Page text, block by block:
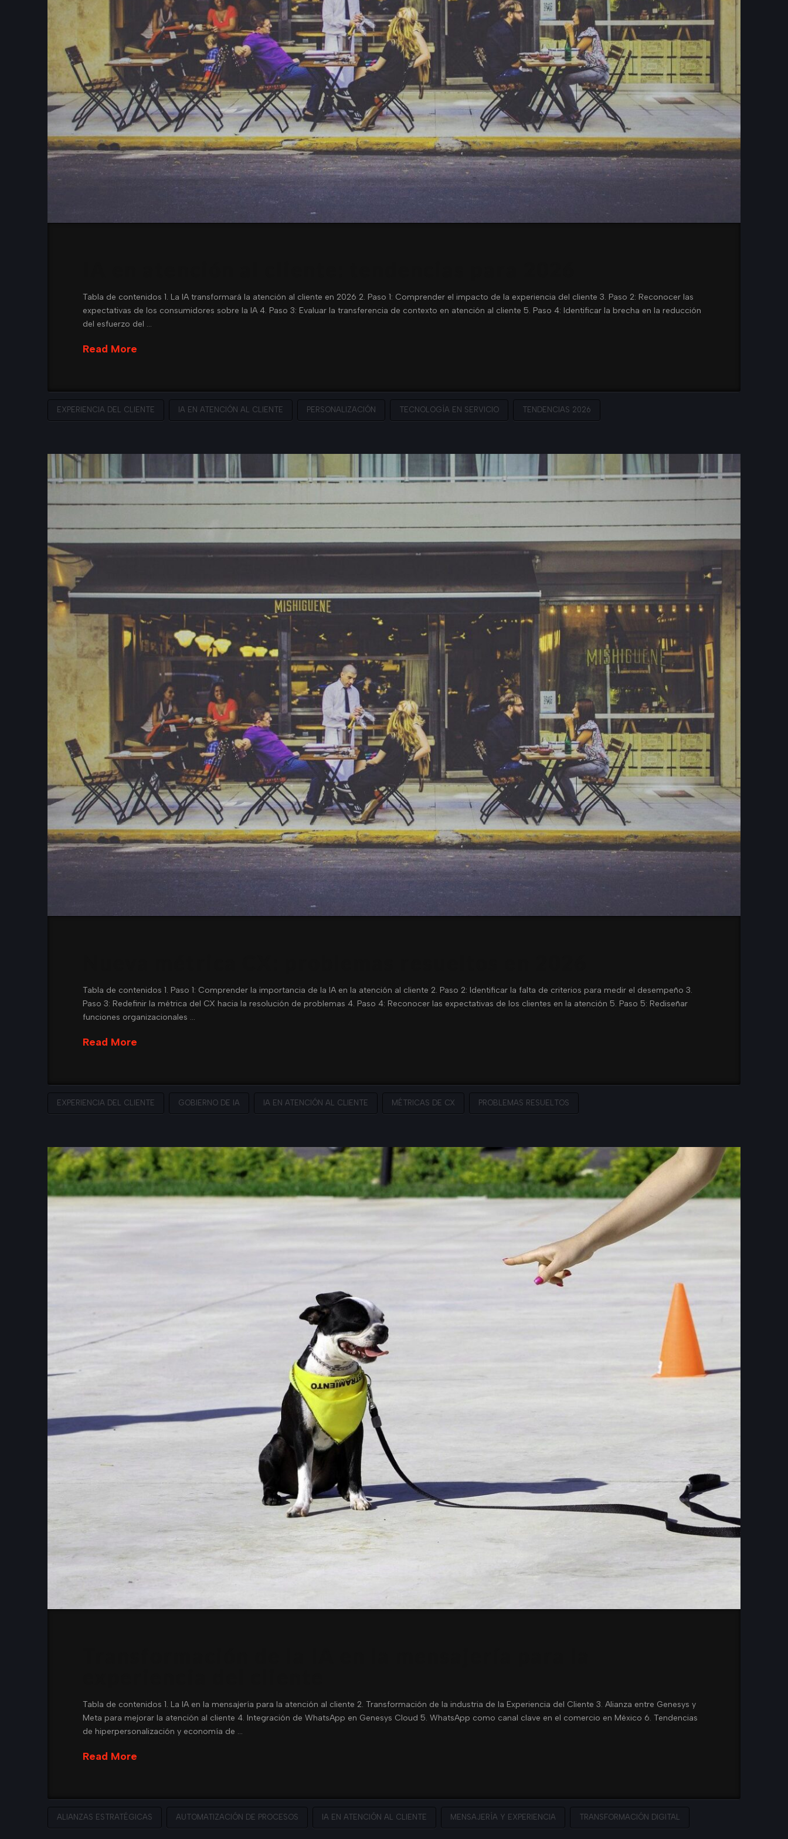
Tabla de contenidos 1. La IA transformará la atención al cliente en 2026 2. Paso 1: Comprender el impacto de la experiencia del cliente 3. Paso 2: Reconocer las
expectativas de los consumidores sobre la IA 4. Paso 3: Evaluar la transferencia de contexto en atención al cliente 5. Paso 4: Identificar la brecha en la reducción
del esfuerzo del …
Read More
EXPERIENCIA DEL CLIENTE IA EN ATENCIÓN AL CLIENTE PERSONALIZACIÓN TECNOLOGÍA EN SERVICIO TENDENCIAS 2026
Tabla de contenidos 1. Paso 1: Comprender la importancia de la IA en la atención al cliente 2. Paso 2: Identificar la falta de criterios para medir el desempeño 3.
Paso 3: Redefinir la métrica del CX hacia la resolución de problemas 4. Paso 4: Reconocer las expectativas de los clientes en la atención 5. Paso 5: Rediseñar
funciones organizacionales …
Read More
EXPERIENCIA DEL CLIENTE GOBIERNO DE IA IA EN ATENCIÓN AL CLIENTE MÉTRICAS DE CX PROBLEMAS RESUELTOS
Tabla de contenidos 1. La IA en la mensajería para la atención al cliente 2. Transformación de la industria de la Experiencia del Cliente 3. Alianza entre Genesys y
Meta para mejorar la atención al cliente 4. Integración de WhatsApp en Genesys Cloud 5. WhatsApp como canal clave en el comercio en México 6. Tendencias
de hiperpersonalización y economía de …
Read More
ALIANZAS ESTRATÉGICAS AUTOMATIZACIÓN DE PROCESOS IA EN ATENCIÓN AL CLIENTE MENSAJERÍA Y EXPERIENCIA TRANSFORMACIÓN DIGITAL